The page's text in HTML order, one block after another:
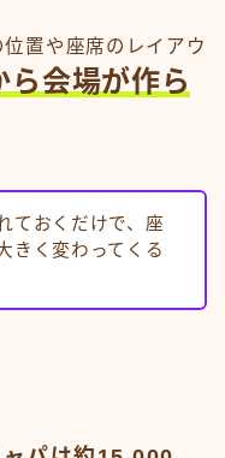
置や座席のレイアウ
ら会場が作ら
ておくだけで、座
きく変わってくる